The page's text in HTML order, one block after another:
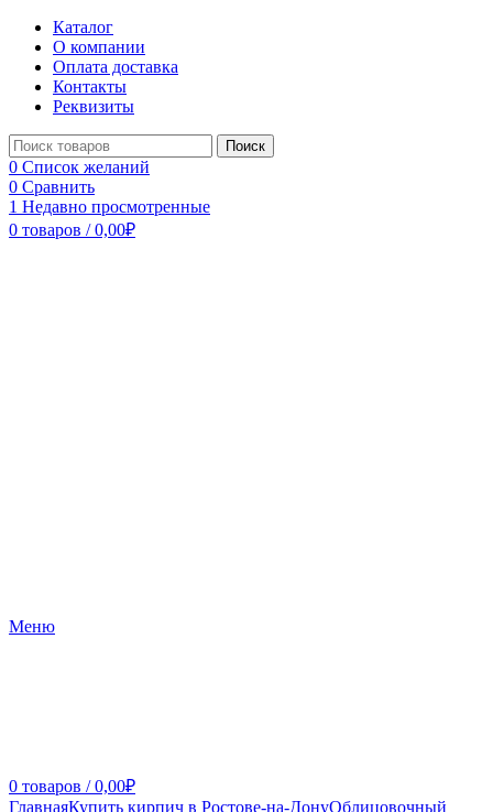
Каталог
О компании
Оплата доставка
Контакты
Реквизиты
Поиск
0 Список желаний
0 Сравнить
1 Недавно просмотренные
0 товаров / 0,00₽
Меню
0 товаров / 0,00₽
ГлавнаяКупить кирпич в Ростове-на-ДонуОблицовочный